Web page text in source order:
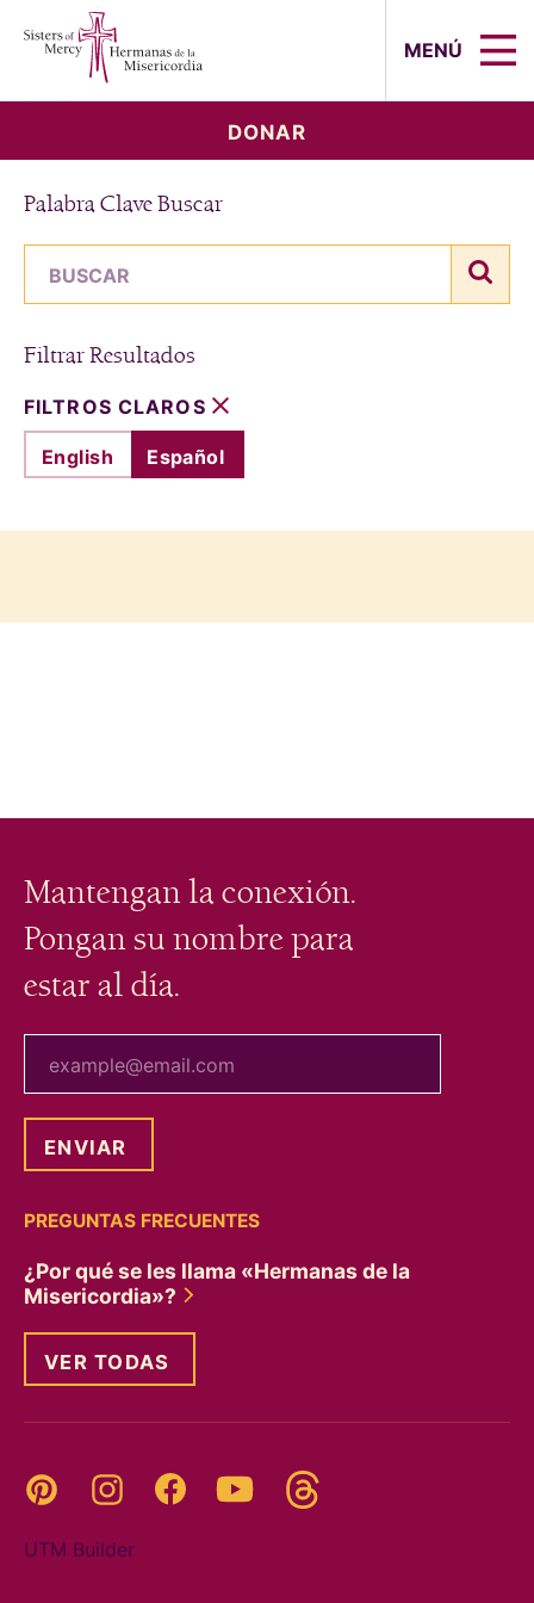
MENÚ
DONAR
Palabra Clave Buscar
Filtrar Resultados
FILTROS CLAROS
English Español
Mantengan la conexión.
Pongan su nombre para
estar al día.
PREGUNTAS FRECUENTES
¿Por qué se les llama «Hermanas de la
Misericordia»?
VER TODAS
Pinterest InstagramFacebookYouTube
UTM Builder